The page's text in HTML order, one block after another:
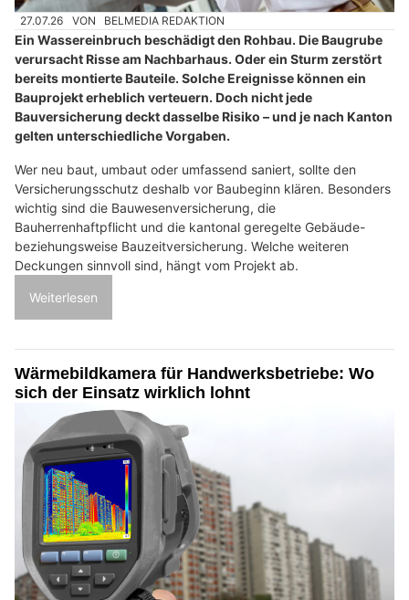
27.07.26 VON BELMEDIA REDAKTION
Ein Wassereinbruch beschädigt den Rohbau. Die Baugrube
verursacht Risse am Nachbarhaus. Oder ein Sturm zerstört
bereits montierte Bauteile. Solche Ereignisse können ein
Bauprojekt erheblich verteuern. Doch nicht jede
Bauversicherung deckt dasselbe Risiko – und je nach Kanton
gelten unterschiedliche Vorgaben.
Wer neu baut, umbaut oder umfassend saniert, sollte den
Versicherungsschutz deshalb vor Baubeginn klären. Besonders
wichtig sind die Bauwesenversicherung, die
Bauherrenhaftpflicht und die kantonal geregelte Gebäude-
beziehungsweise Bauzeitversicherung. Welche weiteren
Deckungen sinnvoll sind, hängt vom Projekt ab.
Weiterlesen
Wärmebildkamera für Handwerksbetriebe: Wo
sich der Einsatz wirklich lohnt